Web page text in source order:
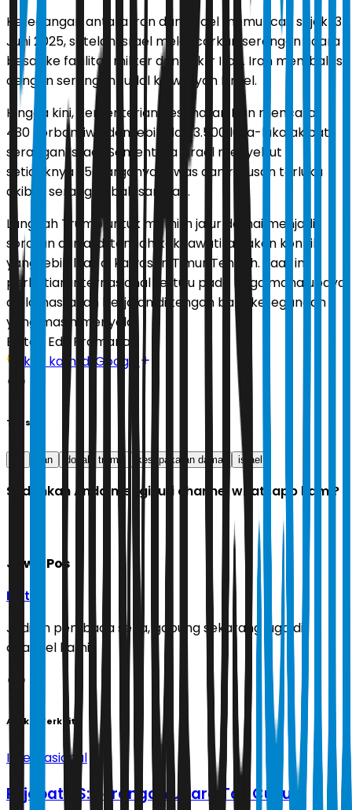
Ketegangan antara Iran dan Israel memuncak sejak 13
Juni 2025, setelah Israel melancarkan serangan udara
besar ke fasilitas militer dan nuklir Iran. Iran membalas
dengan serangan rudal ke wilayah Israel.
Hingga kini, Kementerian Kesehatan Iran mencatat
430 korban jiwa dan lebih dari 3.500 luka-luka akibat
serangan Israel. Sementara Israel menyebut
setidaknya 25 warganya tewas dan ratusan terluka
akibat serangan balasan Iran.
Langkah Trump untuk memilih jalur damai menjadi
sorotan dunia, di tengah kekhawatiran akan konflik
yang lebih luas di kawasan Timur Tengah. Saat ini,
perhatian internasional tertuju pada bagaimana upaya
diplomasi akan berjalan di tengah bara ketegangan
yang masih menyala.
Editor: Edy Pramana
Ikuti kami di Google
Tags
iran donald trump kesepakatan damai israel
Sudahkah Anda mengikuti channel whatsapp kami?
Jawa Pos
Ikuti
Jadilah pembaca setia, gabung sekarang juga di
channel kami!
Artikel Terkait
Internasional
Pejabat AS: Serangan Udara Tak Cukup